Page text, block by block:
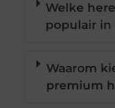
Welke
populair in
Waarom
premium